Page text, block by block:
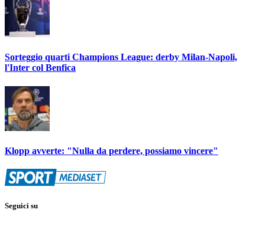
Sorteggio quarti Champions League: derby Milan-Napoli,
l'Inter col Benfica
Klopp avverte: "Nulla da perdere, possiamo vincere"
Seguici su